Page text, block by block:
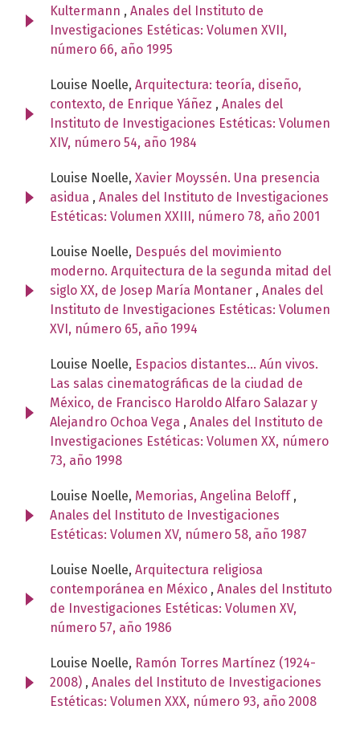
Kultermann , Anales del Instituto de
Investigaciones Estéticas: Volumen XVII,
número 66, año 1995
Louise Noelle, Arquitectura: teoría, diseño,
contexto, de Enrique Yáñez , Anales del
Instituto de Investigaciones Estéticas: Volumen
XIV, número 54, año 1984
Louise Noelle, Xavier Moyssén. Una presencia
asidua , Anales del Instituto de Investigaciones
Estéticas: Volumen XXIII, número 78, año 2001
Louise Noelle, Después del movimiento
moderno. Arquitectura de la segunda mitad del
siglo XX, de Josep María Montaner , Anales del
Instituto de Investigaciones Estéticas: Volumen
XVI, número 65, año 1994
Louise Noelle, Espacios distantes... Aún vivos.
Las salas cinematográficas de la ciudad de
México, de Francisco Haroldo Alfaro Salazar y
Alejandro Ochoa Vega , Anales del Instituto de
Investigaciones Estéticas: Volumen XX, número
73, año 1998
Louise Noelle, Memorias, Angelina Beloff ,
Anales del Instituto de Investigaciones
Estéticas: Volumen XV, número 58, año 1987
Louise Noelle, Arquitectura religiosa
contemporánea en México , Anales del Instituto
de Investigaciones Estéticas: Volumen XV,
número 57, año 1986
Louise Noelle, Ramón Torres Martínez (1924-
2008) , Anales del Instituto de Investigaciones
Estéticas: Volumen XXX, número 93, año 2008